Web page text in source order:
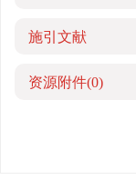
施引文献
资源附件(0)